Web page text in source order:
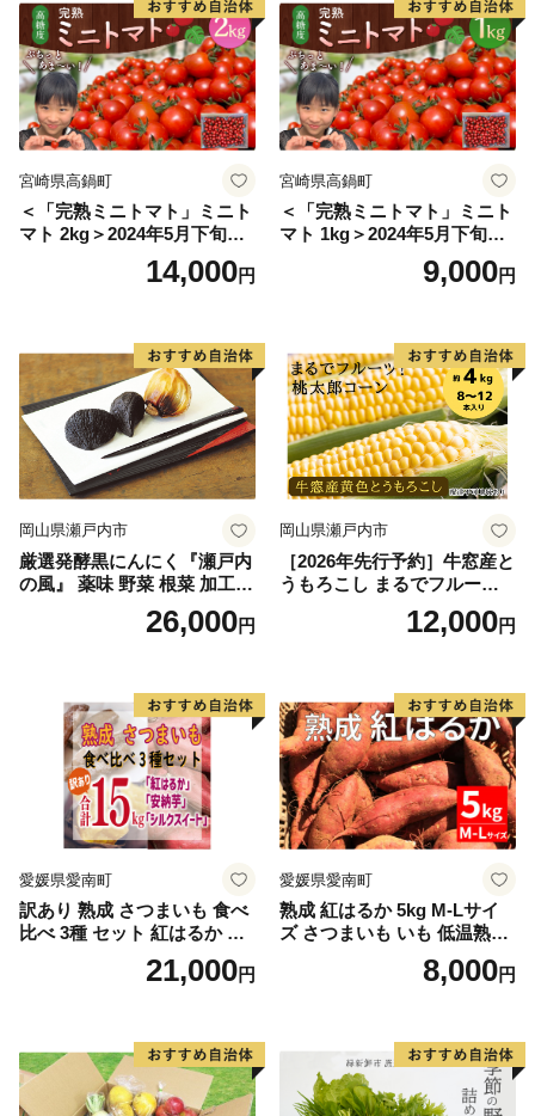
宮崎県高鍋町
＜「完熟ミニトマト」ミニト
マト 2kg＞2024年5月下旬迄
に順次出荷 野菜ソムリエサ
ミット アルル・リリカ共に
県 高鍋町産 産地直送 有機肥
料使用 高糖度 西森農園
14,000円
宮崎県高鍋町
＜「完熟ミニトマト」ミニト
マト 1kg＞2024年5月下旬迄
に順次出荷 野菜ソムリエサ
ミット アルル・リリカ共に
県 高鍋町産 産地直送 有機肥
料使用 高糖度 西森農園
9,000円
岡山県瀬戸内市
厳選発酵黒にんにく『瀬戸内
の風』 薬味 野菜 根菜 加工食
26,000円
岡山県瀬戸内市
［2026年先行予約］牛窓産と
うもろこし まるでフルー
ツ！最高糖度25度超え 生で
甘い、茹でて美味い！ 黄色
野菜
12,000円
愛媛県愛南町
訳あり 熟成 さつまいも 食べ
比べ 3種 セット 紅はるか 安
納芋 シルクスイート 合計 15
kg サイズ混合 サツマイモ 焼
芋 ほしいも スイートポテト
いも天 サイズミックス 甘い
ねっとり 生芋 新芋 あんのう
21,000円
愛媛県愛南町
熟成 紅はるか 5kg M-Lサイ
ズ さつまいも いも 低温熟成
完全熟成収穫 甘い 糖度 焼き
芋 やきいも スイートポテト
8,000円